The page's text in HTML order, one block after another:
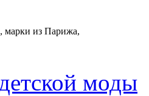
марки из Парижа,
моды